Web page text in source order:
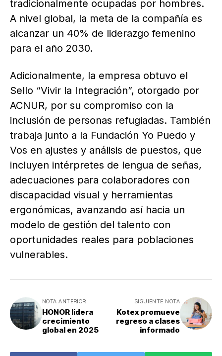
tradicionalmente ocupadas por hombres.
A nivel global, la meta de la compañía es
alcanzar un 40% de liderazgo femenino
para el año 2030.
Adicionalmente, la empresa obtuvo el
Sello “Vivir la Integración”, otorgado por
ACNUR, por su compromiso con la
inclusión de personas refugiadas. También
trabaja junto a la Fundación Yo Puedo y
Vos en ajustes y análisis de puestos, que
incluyen intérpretes de lengua de señas,
adecuaciones para colaboradores con
discapacidad visual y herramientas
ergonómicas, avanzando así hacia un
modelo de gestión del talento con
oportunidades reales para poblaciones
vulnerables.
NOTA ANTERIOR
HONOR lidera
crecimiento
global en 2025
SIGUIENTE NOTA
Kotex promueve
regreso a clases
informado